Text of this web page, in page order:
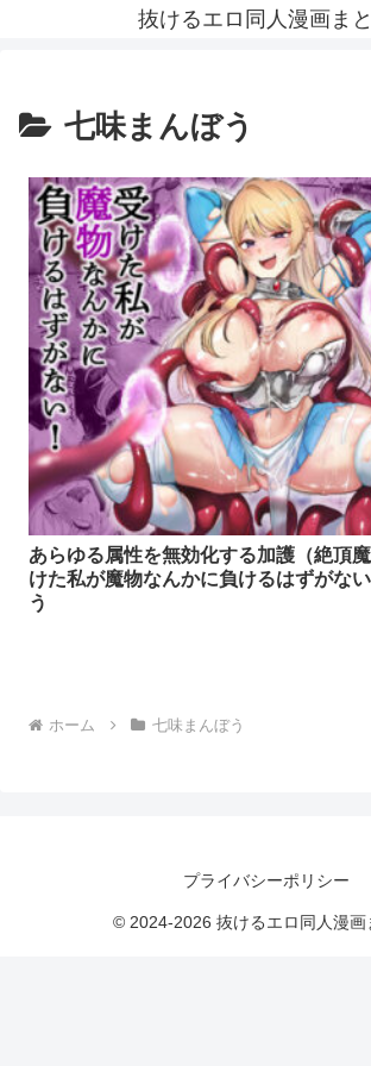
抜けるエロ同人漫画ま
七味まんぼう
あらゆる属性を無効化する加護（絶頂
けた私が魔物なんかに負けるはずがな
う
ホーム 七味まんぼう
プライバシーポリシー
© 2024-2026 抜けるエロ同人漫画